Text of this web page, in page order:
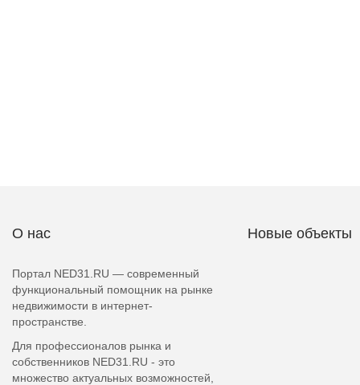
О нас
Портал NED31.RU — современный
функциональный помощник на рынке
недвижимости в интернет-
пространстве.
Для профессионалов рынка и
собственников NED31.RU - это
множество актуальных возможностей,
Новые объекты